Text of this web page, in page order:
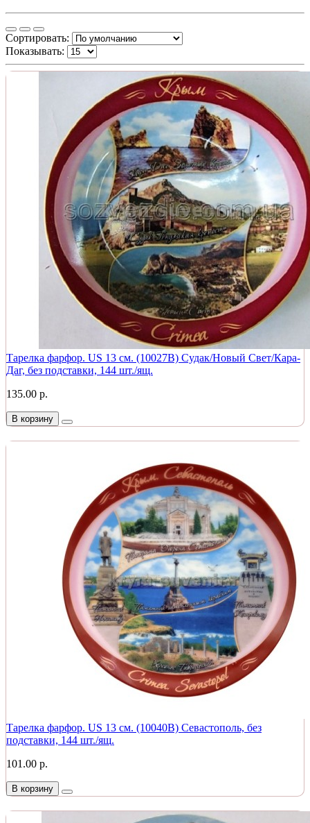
Сортировать:
Показывать:
Тарелка фарфор. US 13 см. (10027B) Судак/Новый Свет/Кара-
Даг, без подставки, 144 шт./ящ.
135.00 р.
В корзину
Тарелка фарфор. US 13 см. (10040В) Севастополь, без
подставки, 144 шт./ящ.
101.00 р.
В корзину